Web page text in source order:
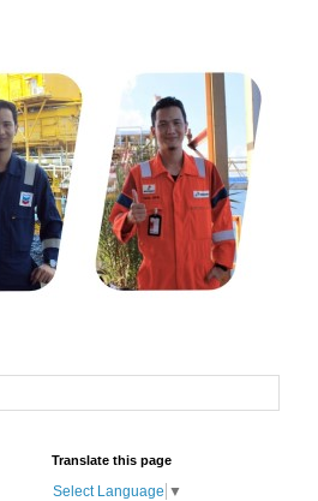
Translate this page
Select Language ▼